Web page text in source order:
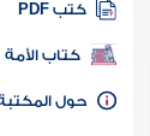
كتب PDF
كتاب الأمة